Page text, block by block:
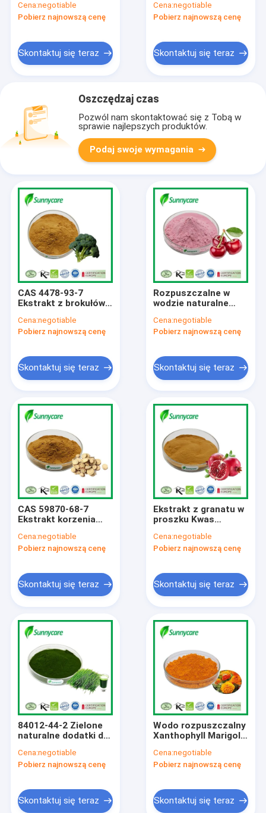
Produkty
Wycieczka po fabryce
Kontrola jakości
Aktualności
Poprosić o wycenę
32619-42-4 Proszek
ekstrakt z liści
Cena:negotiable
Pobierz najnowszą cenę
Skontaktuj się teraz
Gel z Aloe Vera w
proszku suszonym w
Cena:negotiable
Pobierz najnowszą cenę
Skontaktuj się teraz
Oszczędzaj czas
Pozwól nam skontaktować się z Tobą w
sprawie najlepszych produktów.
Podaj swoje wymagania
CAS 4478-93-7
Ekstrakt z brokułów
0,5% - 98%
Cena:negotiable
Pobierz najnowszą cenę
Skontaktuj się teraz
Rozpuszczalne w
wodzie naturalne
VC 17% 25% Acerola
Cherry Extract
Cena:negotiable
Pobierz najnowszą cenę
Skontaktuj się teraz
CAS 59870-68-7
Ekstrakt korzenia
Lukrecja
glicyrryzyczna
Cena:negotiable
Pobierz najnowszą cenę
Skontaktuj się teraz
Ekstrakt z granatu w
proszku Kwas
HPLC Proszek z
owoców granatu
Cena:negotiable
Pobierz najnowszą cenę
Skontaktuj się teraz
84012-44-2 Zielone
naturalne dodatki do
aestivum Pszenica,
soki trawy, proszek
Cena:negotiable
Pobierz najnowszą cenę
Skontaktuj się teraz
Wodo rozpuszczalny
Xanthophyll Marigold
Zeaxanthin Lutein
Esters Powder
Cena:negotiable
Pobierz najnowszą cenę
Skontaktuj się teraz